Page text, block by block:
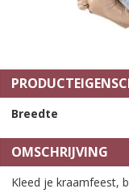
Breedte
OMSCHRIJVING
Kleed je kraamfeest,